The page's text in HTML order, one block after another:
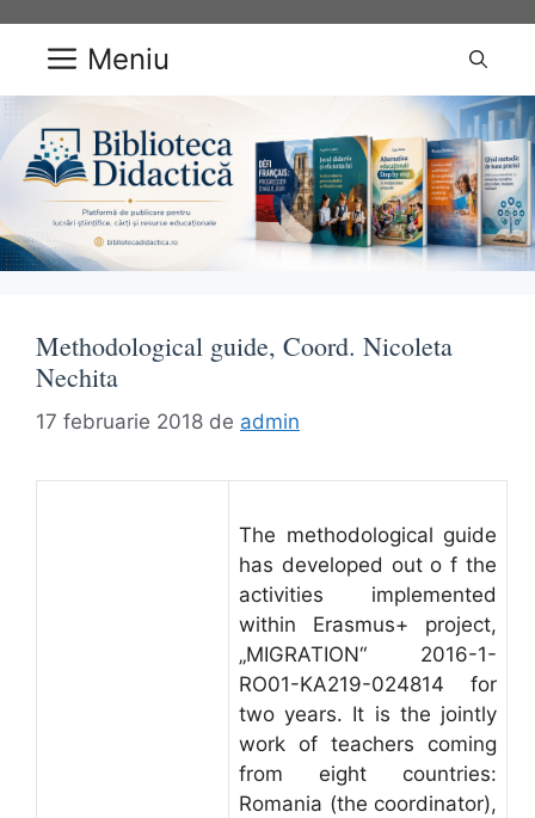
conținut Meniu
Methodological guide, Coord. Nicoleta
Nechita
17 februarie 2018 de admin
The methodological guide
has developed out o f the
activities implemented
within Erasmus+ project,
„MIGRATION“ 2016-1-
RO01-KA219-024814 for
two years. It is the jointly
work of teachers coming
from eight countries:
Romania (the coordinator),